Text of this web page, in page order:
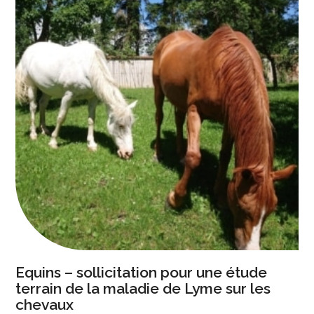
Equins – sollicitation pour une étude
terrain de la maladie de Lyme sur les
chevaux